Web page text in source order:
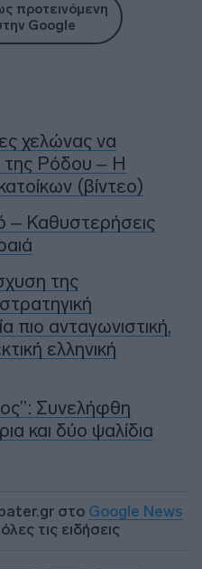
προτεινόμενη
Google
χελώνας να
της Ρόδου – Η
(βίντεο)
– Καθυστερήσεις
της
πιο ανταγωνιστική,
ελληνική
Συνελήφθη
και δύο ψαλίδια
στο Google News
τις ειδήσεις